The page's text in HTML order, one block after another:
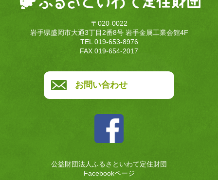
〒020-0022
岩手県盛岡市大通3丁目2番8号 岩手金属工業会館4F
TEL 019-653-8976
FAX 019-654-2017
お問い合わせ
公益財団法人ふるさといわて定住財団
Facebookページ